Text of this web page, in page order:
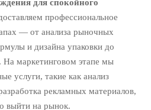
для спокойного
профессиональное
— от анализа рыночных
и дизайна упаковки до
На маркетинговом этапе мы
услуги, такие как анализ
рекламных материалов,
выйти на рынок.